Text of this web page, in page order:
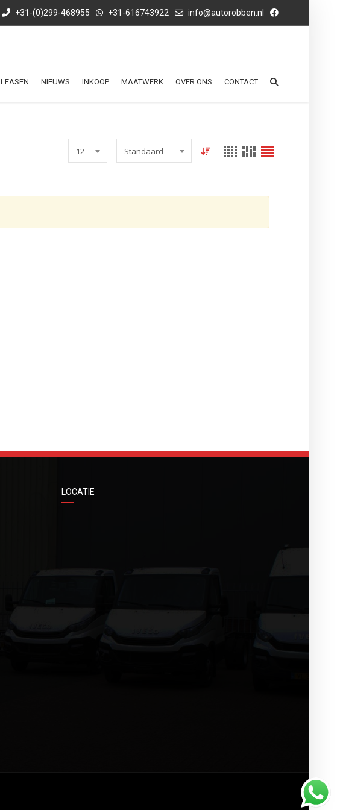
+31-(0)299-468955 +31-616743922 info@autorobben.nl
LEASEN NIEUWS INKOOP MAATWERK OVER ONS CONTACT
12 Standaard
LOCATIE